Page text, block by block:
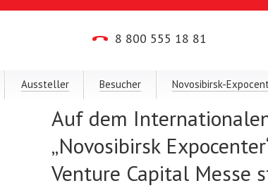
8 800 555 18 81
Aussteller Besucher Novosibirsk-
Auf dem
„Novosibirsk
Venture Capital Messe